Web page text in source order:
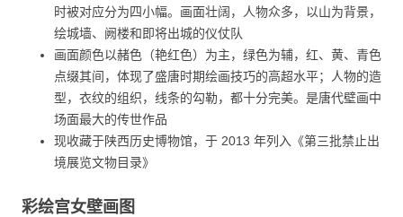
时被对应分为四小幅。画面壮阔，人物众多，以山为背景，
绘城墙、阙楼和即将出城的仪仗队
画面颜色以赭色（艳红色）为主，绿色为辅，红、黄、青色
点缀其间，体现了盛唐时期绘画技巧的高超水平；人物的造
型，衣纹的组织，线条的勾勒，都十分完美。是唐代壁画中
场面最大的传世作品
现收藏于陕西历史博物馆，于 2013 年列入《第三批禁止出
境展览文物目录》
彩绘宫女壁画图